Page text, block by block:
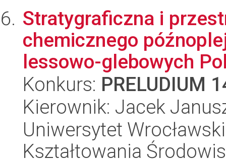
Stratygraficzna i
chemicznego
lessowo-glebowych
Konkurs: PRELUDIUM
Kierownik: Jacek
Uniwersytet
Kształtowania